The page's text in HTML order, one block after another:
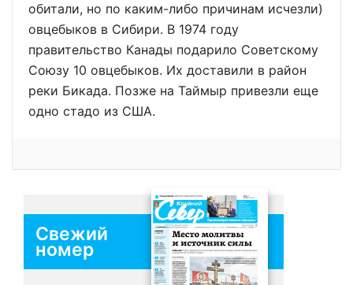
обитали, но по каким-либо причинам исчезли)
овцебыков в Сибири. В 1974 году
правительство Канады подарило Советскому
Союзу 10 овцебыков. Их доставили в район
реки Бикада. Позже на Таймыр привезли еще
одно стадо из США.
Свежий
номер